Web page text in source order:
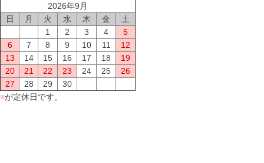
2026年9月
日
月 火 水 木 金
土
1
2 3 4
5
6
7 8 9 10 11
12
13
14 15 16 17 18
19
20
21 22 23 24 25
26
27
28 29
30
■が定休日です。